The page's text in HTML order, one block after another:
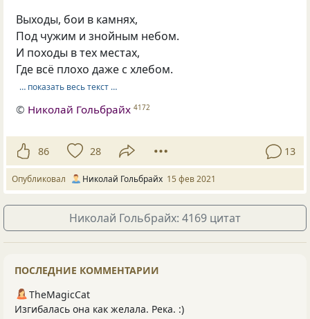
Выходы, бои в камнях,
Под чужим и знойным небом.
И походы в тех местах,
Где всё плохо даже с хлебом.
… показать весь текст …
© Николай Гольбрайх 4172
86 28 13
Опубликовал Николай Гольбрайх 15 фев 2021
Николай Гольбрайх: 4169 цитат
ПОСЛЕДНИЕ КОММЕНТАРИИ
TheMagicCat
Изгибалась она как желала. Река. :)